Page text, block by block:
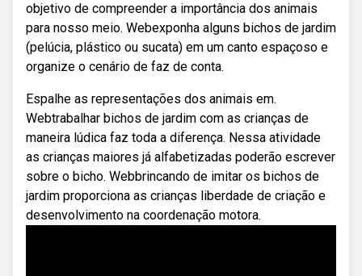
objetivo de compreender a importância dos animais
para nosso meio. Webexponha alguns bichos de jardim
(pelúcia, plástico ou sucata) em um canto espaçoso e
organize o cenário de faz de conta.
Espalhe as representações dos animais em.
Webtrabalhar bichos de jardim com as crianças de
maneira lúdica faz toda a diferença. Nessa atividade
as crianças maiores já alfabetizadas poderão escrever
sobre o bicho. Webbrincando de imitar os bichos de
jardim proporciona as crianças liberdade de criação e
desenvolvimento na coordenação motora.